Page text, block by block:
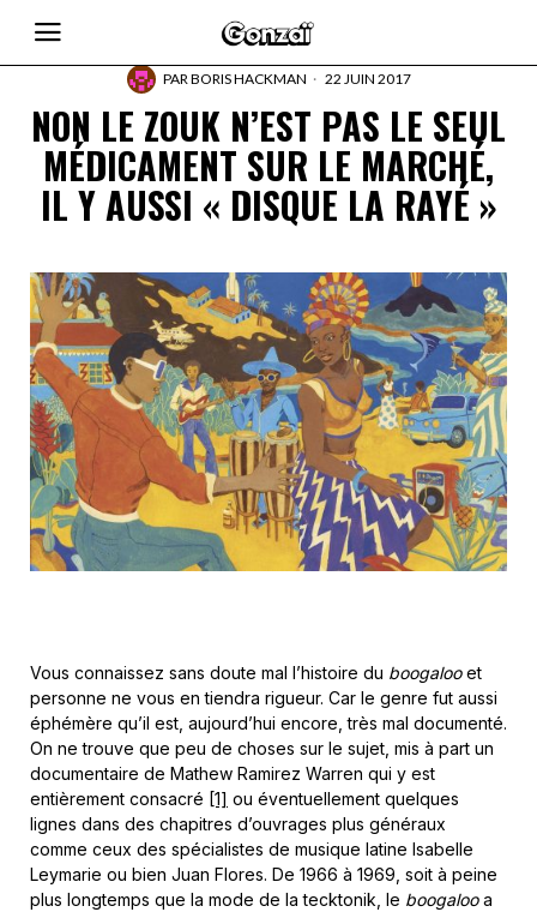
PARBORIS HACKMAN 22 JUIN 2017
NON LE ZOUK N’EST PAS LE SEUL
MÉDICAMENT SUR LE MARCHÉ,
IL Y AUSSI « DISQUE LA RAYÉ »
Vous connaissez sans doute mal l’histoire du boogalooet
personne ne vous en tiendra rigueur. Car le genre fut aussi
éphémère qu’il est, aujourd’hui encore, très mal documenté.
On ne trouve que peu de choses sur le sujet, mis à part un
documentaire de Mathew Ramirez Warren qui y est
entièrement consacré [1] ou éventuellement quelques
lignes dans des chapitres d’ouvrages plus généraux
comme ceux des spécialistes de musique latine Isabelle
Leymarie ou bien Juan Flores. De 1966 à 1969, soit à peine
plus longtemps que la mode de la tecktonik, le boogalooa